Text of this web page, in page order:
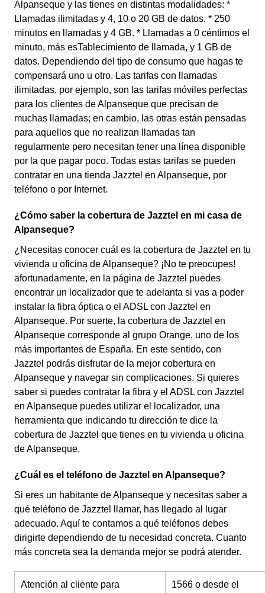
Alpanseque y las tienes en distintas modalidades: *
Llamadas ilimitadas y 4, 10 o 20 GB de datos. * 250
minutos en llamadas y 4 GB. * Llamadas a 0 céntimos el
minuto, más esTablecimiento de llamada, y 1 GB de
datos. Dependiendo del tipo de consumo que hagas te
compensará uno u otro. Las tarifas con llamadas
ilimitadas, por ejemplo, son las tarifas móviles perfectas
para los clientes de Alpanseque que precisan de
muchas llamadas; en cambio, las otras están pensadas
para aquellos que no realizan llamadas tan
regularmente pero necesitan tener una línea disponible
por la que pagar poco. Todas estas tarifas se pueden
contratar en una tienda Jazztel en Alpanseque, por
teléfono o por Internet.
¿Cómo saber la cobertura de Jazztel en mi casa de
Alpanseque?
¿Necesitas conocer cuál es la cobertura de Jazztel en tu
vivienda u oficina de Alpanseque? ¡No te preocupes!
afortunadamente, en la página de Jazztel puedes
encontrar un localizador que te adelanta si vas a poder
instalar la fibra óptica o el ADSL con Jazztel en
Alpanseque. Por suerte, la cobertura de Jazztel en
Alpanseque corresponde al grupo Orange, uno de los
más importantes de España. En este sentido, con
Jazztel podrás disfrutar de la mejor cobertura en
Alpanseque y navegar sin complicaciones. Si quieres
saber si puedes contratar la fibra y el ADSL con Jazztel
en Alpanseque puedes utilizar el localizador, una
herramienta que indicando tu dirección te dice la
cobertura de Jazztel que tienes en tu vivienda u oficina
de Alpanseque.
¿Cuál es el teléfono de Jazztel en Alpanseque?
Si eres un habitante de Alpanseque y necesitas saber a
qué teléfono de Jazztel llamar, has llegado al lugar
adecuado. Aquí te contamos a qué teléfonos debes
dirigirte dependiendo de tu necesidad concreta. Cuanto
más concreta sea la demanda mejor se podrá atender.
Atención al cliente para
1566 o desde el